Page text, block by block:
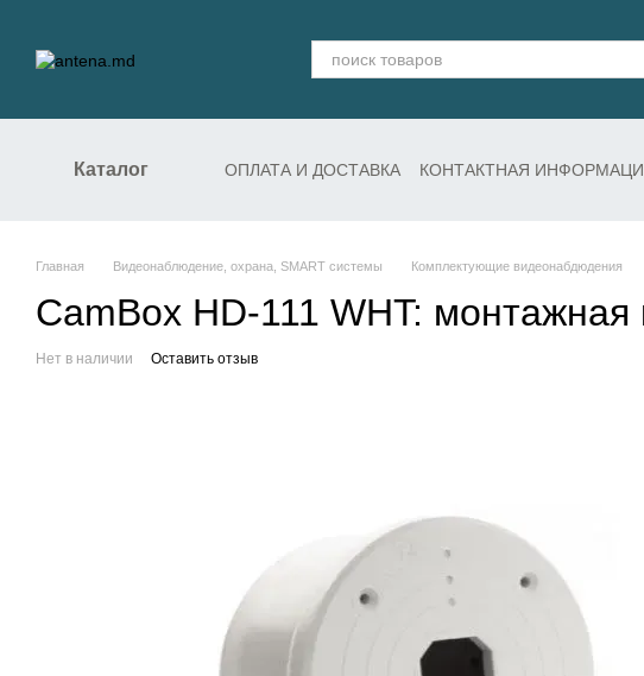
Каталог ОПЛАТА И ДОСТАВКА КОНТАКТНАЯ
Главная Видеонаблюдение, охрана, SMART системы Комплектующие видеонабдюдения
CamBox HD-111 WHT:
Нет в наличии Оставить отзыв